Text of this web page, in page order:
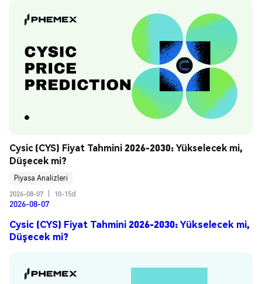
Cysic (CYS) Fiyat Tahmini 2026-2030: Yükselecek mi,
Düşecek mi?
Piyasa Analizleri
2026-08-07
10-15d
2026-08-07
Cysic (CYS) Fiyat Tahmini 2026-2030: Yükselecek mi,
Düşecek mi?